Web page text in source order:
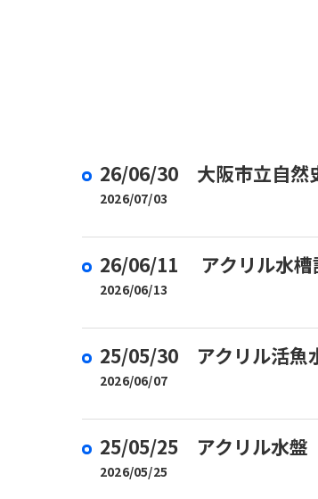
26/06/30 大阪市立自然
2026/07/03
26/06/11 アクリル水槽
2026/06/13
25/05/30 アクリル活魚
2026/06/07
25/05/25 アクリル水盤
2026/05/25